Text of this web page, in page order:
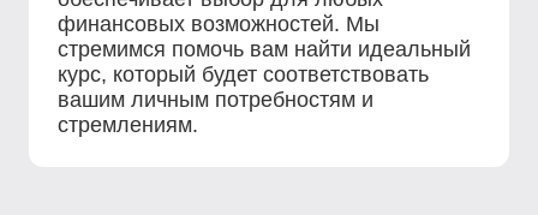
финансовых возможностей. Мы
стремимся помочь вам найти идеальный
курс, который будет соответствовать
вашим личным потребностям и
стремлениям.